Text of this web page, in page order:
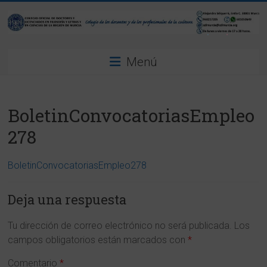
contenido
Doctores
y
Licenciados
en
Filosofía
y
Letras
Menú
BoletinConvocatoriasEmpleo
278
BoletinConvocatoriasEmpleo278
Deja una respuesta
Tu dirección de correo electrónico no será publicada. Los
campos obligatorios están marcados con*
Comentario*